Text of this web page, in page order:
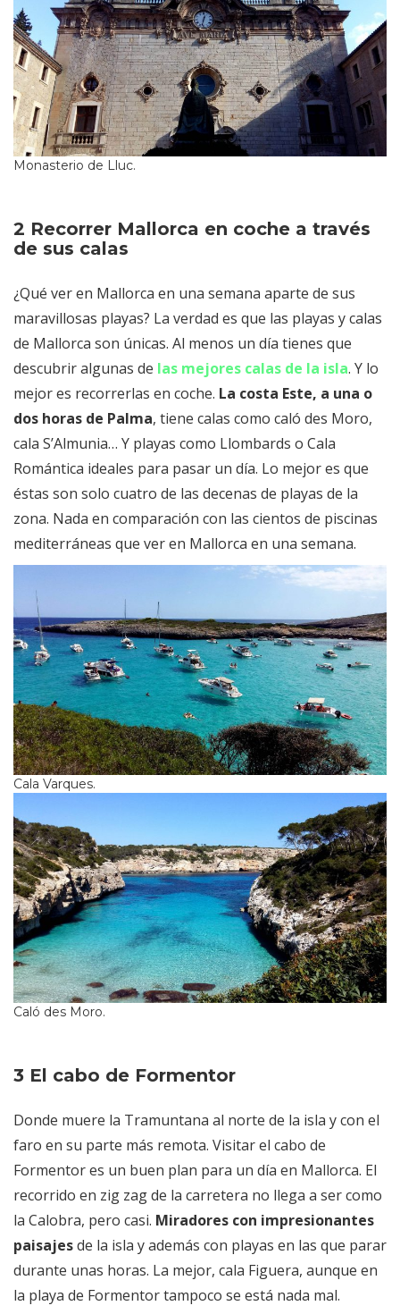
Monasterio de Lluc.
2 Recorrer Mallorca en coche a través
de sus calas
¿Qué ver en Mallorca en una semana aparte de sus
maravillosas playas? La verdad es que las playas y calas
de Mallorca son únicas. Al menos un día tienes que
descubrir algunas de las mejores calas de la isla. Y lo
mejor es recorrerlas en coche. La costa Este, a una o
dos horas de Palma, tiene calas como caló des Moro,
cala S’Almunia… Y playas como Llombards o Cala
Romántica ideales para pasar un día. Lo mejor es que
éstas son solo cuatro de las decenas de playas de la
zona. Nada en comparación con las cientos de piscinas
mediterráneas que ver en Mallorca en una semana.
Cala Varques.
Caló des Moro.
3 El cabo de Formentor
Donde muere la Tramuntana al norte de la isla y con el
faro en su parte más remota. Visitar el cabo de
Formentor es un buen plan para un día en Mallorca. El
recorrido en zig zag de la carretera no llega a ser como
la Calobra, pero casi. Miradores con impresionantes
paisajesde la isla y además con playas en las que parar
durante unas horas. La mejor, cala Figuera, aunque en
la playa de Formentor tampoco se está nada mal.